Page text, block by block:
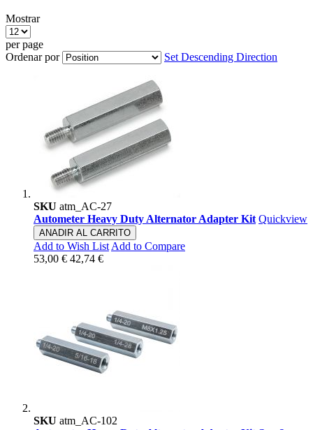
Mostrar
per page
Ordenar por
Set Descending Direction
SKU atm_AC-27
Autometer Heavy Duty Alternator Adapter Kit Quickview
ANADIR AL CARRITO
Add to Wish List Add to Compare
53,00 € 42,74 €
SKU atm_AC-102